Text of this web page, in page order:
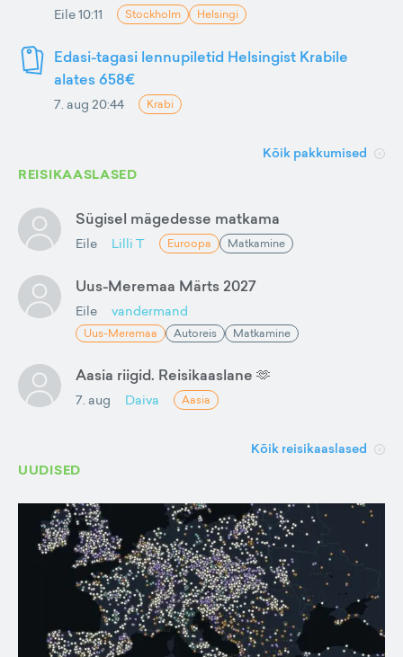
Eile 10:11 Stockholm Helsingi
Edasi-tagasi lennupiletid Helsingist Krabile
alates 658€
7. aug 20:44 Krabi
Kõik pakkumised
REISIKAASLASED
Sügisel mägedesse matkama
Eile Lilli T Euroopa Matkamine
Uus-Meremaa Märts 2027
Eile vandermand
Uus-Meremaa Autoreis Matkamine
Aasia riigid. Reisikaaslane 🫶
7. aug Daiva Aasia
Kõik reisikaaslased
UUDISED